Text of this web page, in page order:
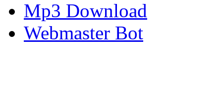
Mp3 Download
Webmaster Bot